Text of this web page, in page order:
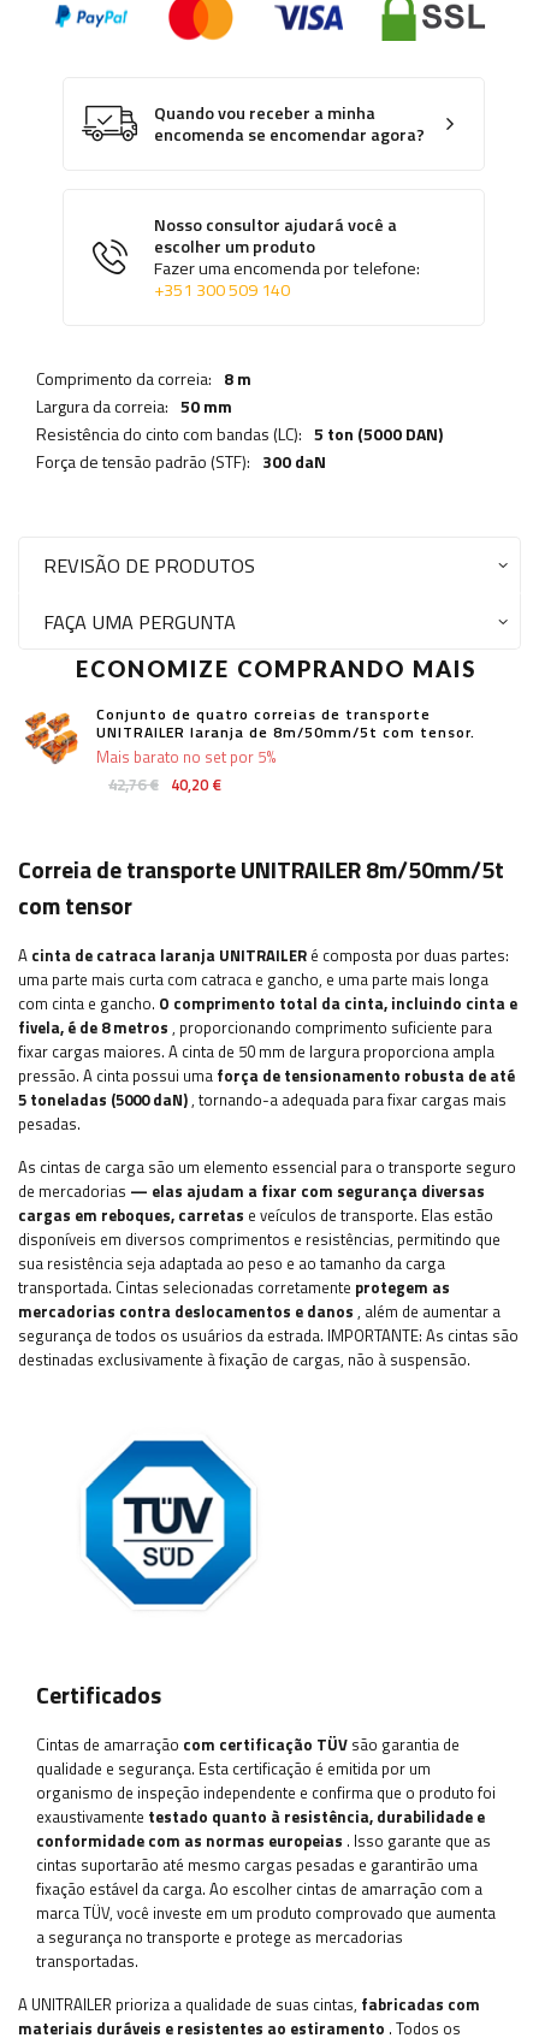
Quando vou receber a minha
encomenda se encomendar agora?
Nosso consultor ajudará você a
escolher um produto
Fazer uma encomenda por telefone:
+351 300 509 140
Comprimento da correia: 8 m
Largura da correia: 50 mm
Resistência do cinto com bandas (LC): 5 ton (5000 DAN)
Força de tensão padrão (STF): 300 daN
REVISÃO DE PRODUTOS
FAÇA UMA PERGUNTA
ECONOMIZE COMPRANDO MAIS
Conjunto de quatro correias de transporte
UNITRAILER laranja de 8m/50mm/5t com tensor.
42,76 € 40,20 €
Mais barato no set por 5%
Correia de transporte UNITRAILER 8m/50mm/5t
com tensor
A cinta de catraca laranja UNITRAILER é composta por duas partes:
uma parte mais curta com catraca e gancho, e uma parte mais longa
com cinta e gancho. O comprimento total da cinta, incluindo cinta e
fivela, é de 8 metros , proporcionando comprimento suficiente para
fixar cargas maiores. A cinta de 50 mm de largura proporciona ampla
pressão. A cinta possui uma força de tensionamento robusta de até
5 toneladas (5000 daN), tornando-a adequada para fixar cargas mais
pesadas.
As cintas de carga são um elemento essencial para o transporte seguro
de mercadorias — elas ajudam a fixar com segurança diversas
cargas em reboques, carretas e veículos de transporte. Elas estão
disponíveis em diversos comprimentos e resistências, permitindo que
sua resistência seja adaptada ao peso e ao tamanho da carga
transportada. Cintas selecionadas corretamente protegem as
mercadorias contra deslocamentos e danos , além de aumentar a
segurança de todos os usuários da estrada. IMPORTANTE: As cintas são
destinadas exclusivamente à fixação de cargas, não à suspensão.
Certificados
Cintas de amarração com certificação TÜV são garantia de
qualidade e segurança. Esta certificação é emitida por um
organismo de inspeção independente e confirma que o produto foi
exaustivamente testado quanto à resistência, durabilidade e
conformidade com as normas europeias . Isso garante que as
cintas suportarão até mesmo cargas pesadas e garantirão uma
fixação estável da carga. Ao escolher cintas de amarração com a
marca TÜV, você investe em um produto comprovado que aumenta
a segurança no transporte e protege as mercadorias
transportadas.
A UNITRAILER prioriza a qualidade de suas cintas, fabricadas com
materiais duráveis e resistentes ao estiramento . Todos os